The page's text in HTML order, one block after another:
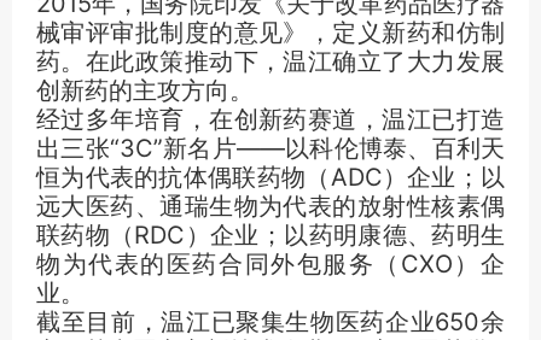
械审评审批制度的意见》，定义新药和仿制
药。在此政策推动下，温江确立了大力发展
创新药的主攻方向。
经过多年培育，在创新药赛道，温江已打造
出三张“3C”新名片——以科伦博泰、百利天
恒为代表的抗体偶联药物（ADC）企业；以
远大医药、通瑞生物为代表的放射性核素偶
联药物（RDC）企业；以药明康德、药明生
物为代表的医药合同外包服务（CXO）企
业。
截至目前，温江已聚集生物医药企业650余